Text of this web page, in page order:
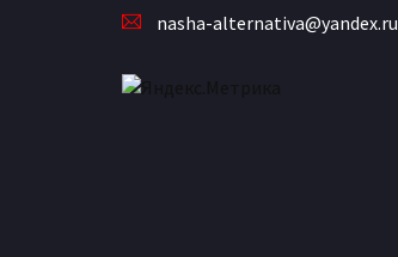
nasha-alternativa@yandex.ru